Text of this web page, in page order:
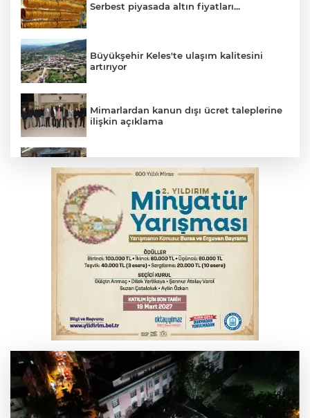
Serbest piyasada altın fiyatları...
Büyükşehir Keles'te ulaşım kalitesini
artırıyor
Mimarlardan kanun dışı ücret taleplerine
ilişkin açıklama
Başkan Aydın: Tüm imkanları sunuyoruz
Başkan Dalgıç: Denizler halkındır
Bursa’da bugün hava nasıl olacak?
Bursa'da kontrolden çıkan araç orta
refüje çıktı